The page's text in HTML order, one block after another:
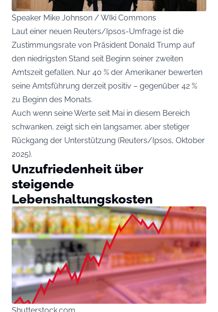
Speaker Mike Johnson / WIki Commons
Laut einer neuen Reuters/Ipsos-Umfrage ist die
Zustimmungsrate von Präsident Donald Trump auf
den niedrigsten Stand seit Beginn seiner zweiten
Amtszeit gefallen. Nur 40 % der Amerikaner bewerten
seine Amtsführung derzeit positiv – gegenüber 42 %
zu Beginn des Monats.
Auch wenn seine Werte seit Mai in diesem Bereich
schwanken, zeigt sich ein langsamer, aber stetiger
Rückgang der Unterstützung (Reuters/Ipsos, Oktober
2025).
Unzufriedenheit über
steigende
Lebenshaltungskosten